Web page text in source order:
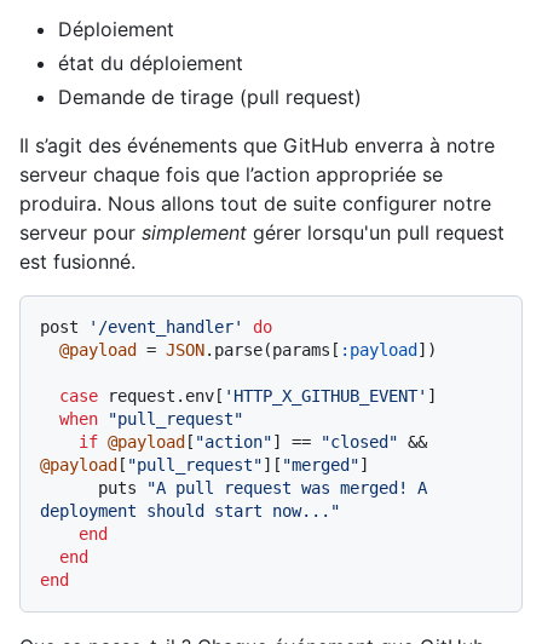
Déploiement
état du déploiement
Demande de tirage (pull request)
Il s’agit des événements que GitHub enverra à notre
serveur chaque fois que l’action appropriée se
produira. Nous allons tout de suite configurer notre
serveur pour simplement gérer lorsqu'un pull request
est fusionné.
post '/event_handler'
do
@payload
= JSON.parse(params[ :payload ])
case request.env[ 'HTTP_X_GITHUB_EVENT' ]
when
"pull_request"
if @payload [ "action"] == "closed"
&&
@payload [ "pull_request"][ "merged"]
      puts
"A pull request was merged! A
deployment should start now..."
end
end
end